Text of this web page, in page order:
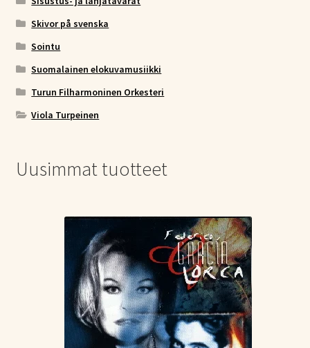
Skivor på svenska
Sointu
Suomalainen elokuvamusiikki
Turun Filharmoninen Orkesteri
Viola Turpeinen
Uusimmat tuotteet